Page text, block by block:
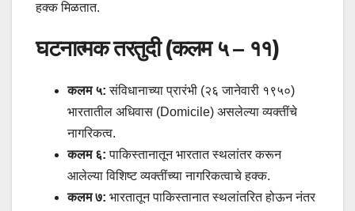
हक्क मिळतात.
घटनात्मक तरतुदी (कलम ५ – ११)
कलम ५: संविधानाच्या प्रारंभी (२६ जानेवारी १९५०)
भारतातील अधिवास (Domicile) असलेल्या व्यक्तींचे
नागरिकत्व.
कलम ६: पाकिस्तानातून भारतात स्थलांतर करून
आलेल्या विशिष्ट व्यक्तींच्या नागरिकत्वाचे हक्क.
कलम ७: भारतातून पाकिस्तानात स्थलांतरित होऊन नंतर